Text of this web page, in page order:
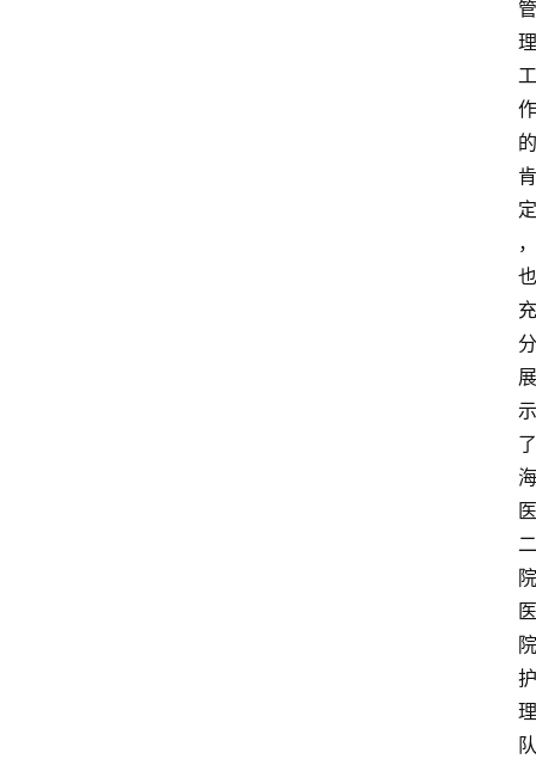
管
理
工
作
的
肯
定
，
也
充
分
展
示
了
海
医
二
院
医
院
护
理
队